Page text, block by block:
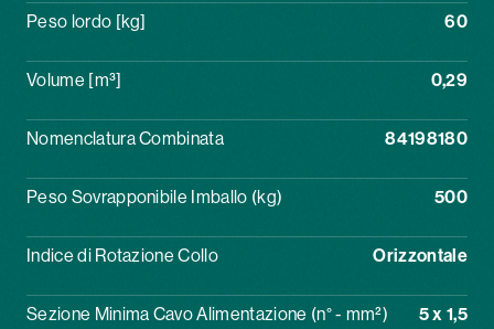
Peso lordo [kg] 60
Volume [m³] 0,29
Nomenclatura Combinata 84198180
Peso Sovrapponibile Imballo (kg) 500
Indice di Rotazione Collo Orizzontale
Sezione Minima Cavo Alimentazione (n° - mm²) 5 x 1,5